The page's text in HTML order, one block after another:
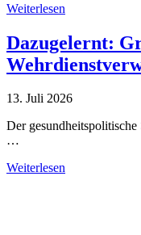
Weiterlesen
Dazugelernt:
13. Juli 2026
Der
…
Weiterlesen